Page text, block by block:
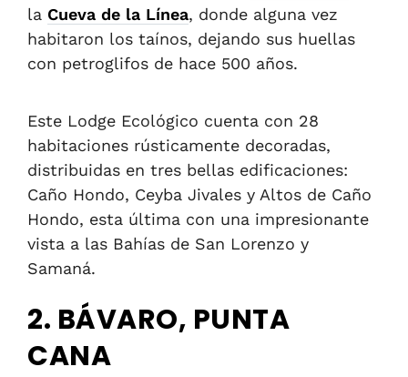
la Cueva de la Línea, donde alguna vez
habitaron los taínos, dejando sus huellas
con petroglifos de hace 500 años.
Este Lodge Ecológico cuenta con 28
habitaciones rústicamente decoradas,
distribuidas en tres bellas edificaciones:
Caño Hondo, Ceyba Jivales y Altos de Caño
Hondo, esta última con una impresionante
vista a las Bahías de San Lorenzo y
Samaná.
2. BÁVARO, PUNTA
CANA